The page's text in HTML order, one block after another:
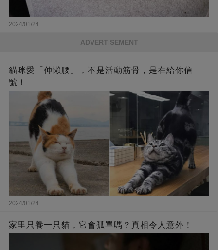
2024/01/24
ADVERTISEMENT
貓咪愛「伸懶腰」，不是活動筋骨，是在給你信
號！
2024/01/24
家里只養一只貓，它會孤單嗎？真相令人意外！